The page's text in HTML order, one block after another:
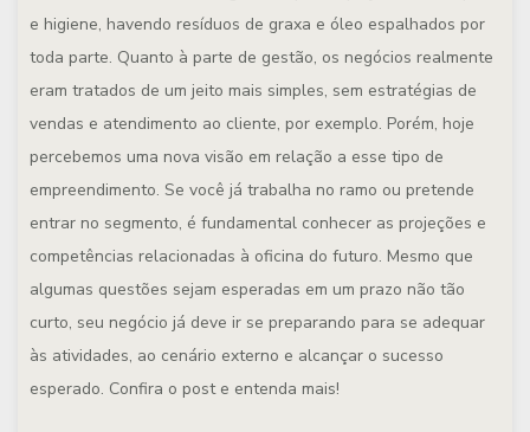
e higiene, havendo resíduos de graxa e óleo espalhados por
toda parte. Quanto à parte de gestão, os negócios realmente
eram tratados de um jeito mais simples, sem estratégias de
vendas e atendimento ao cliente, por exemplo. Porém, hoje
percebemos uma nova visão em relação a esse tipo de
empreendimento. Se você já trabalha no ramo ou pretende
entrar no segmento, é fundamental conhecer as projeções e
competências relacionadas à oficina do futuro. Mesmo que
algumas questões sejam esperadas em um prazo não tão
curto, seu negócio já deve ir se preparando para se adequar
às atividades, ao cenário externo e alcançar o sucesso
esperado. Confira o post e entenda mais!